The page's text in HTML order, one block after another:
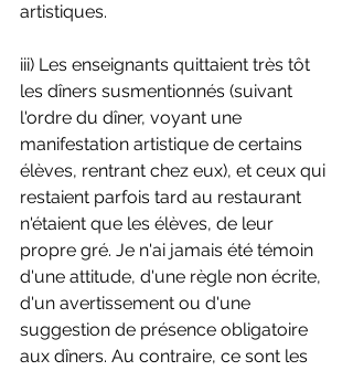
artistiques.
iii) Les enseignants quittaient très tôt
les dîners susmentionnés (suivant
l'ordre du dîner, voyant une
manifestation artistique de certains
élèves, rentrant chez eux), et ceux qui
restaient parfois tard au restaurant
n'étaient que les élèves, de leur
propre gré. Je n'ai jamais été témoin
d'une attitude, d'une règle non écrite,
d'un avertissement ou d'une
suggestion de présence obligatoire
aux dîners. Au contraire, ce sont les